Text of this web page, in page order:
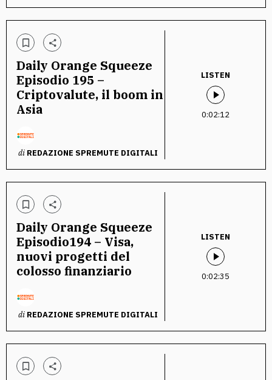
Daily Orange Squeeze
Episodio 195 –
Criptovalute, il boom in
Asia
di REDAZIONE SPREMUTE DIGITALI
LISTEN
0:02:12
Daily Orange Squeeze
Episodio194 – Visa,
nuovi progetti del
colosso finanziario
di REDAZIONE SPREMUTE DIGITALI
LISTEN
0:02:35